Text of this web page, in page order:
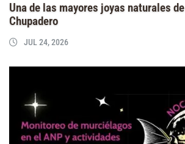
Una de las mayores joyas naturales
Chupadero
JUL 24, 2026